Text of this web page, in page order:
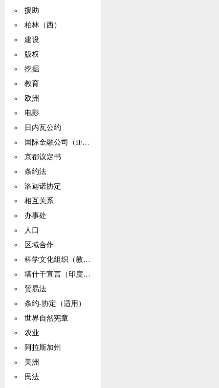
援助
柏林（西）
建设
版权
挖掘
教育
欧洲
电影
日内瓦公约
国际金融公司（IFC）
京都议定书
条约法
洛迦诺协定
相互关系
办事处
人口
区域合作
科学文化组织（教科文组织）
塔什干宣言（印度：巴基斯坦）
贸易法
条约-协定（适用）
世界自然宪章
农业
阿拉斯加州
美洲
民法